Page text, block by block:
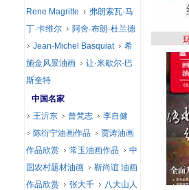
Rene Magritte
弗朗索瓦·马
丁·卡维尔
阿舍·布朗·杜兰德
Jean-Michel Basquiat
希
施金风景油画
让·米歇尔·巴
斯奎特
中国名家
王沂东
曾梵志
李自健
陈衍宁油画作品
贾涛油画
作品欣赏
常玉油画作品
中
国农村题材油画
靳尚谊 油画
作品欣赏
张大千
八大山人